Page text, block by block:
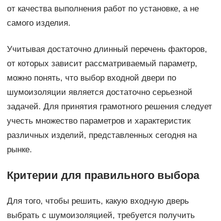
от качества выполнения работ по установке, а не
самого изделия.
Учитывая достаточно длинный перечень факторов,
от которых зависит рассматриваемый параметр,
можно понять, что выбор входной двери по
шумоизоляции является достаточно серьезной
задачей. Для принятия грамотного решения следует
учесть множество параметров и характеристик
различных изделий, представленных сегодня на
рынке.
Критерии для правильного выбора
Для того, чтобы решить, какую входную дверь
выбрать с шумоизоляцией, требуется получить